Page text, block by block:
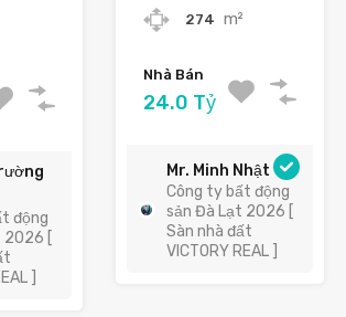
động
[
]
274 m²
Nhà Bán
24.0 Tỷ
Mr. Minh Nhật
Công ty bất động
sản Đà Lạt 2026 [
Sàn nhà đất
VICTORY REAL ]